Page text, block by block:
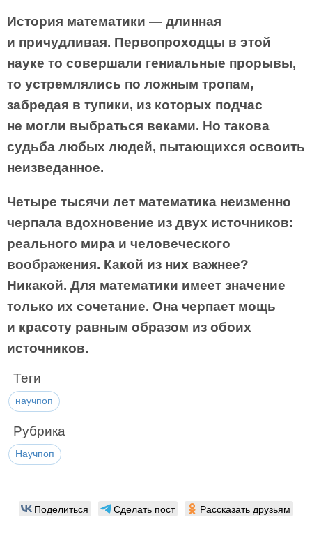
История математики — длинная
и причудливая. Первопроходцы в этой
науке то совершали гениальные прорывы,
то устремлялись по ложным тропам,
забредая в тупики, из которых подчас
не могли выбраться веками. Но такова
судьба любых людей, пытающихся освоить
неизведанное.
Четыре тысячи лет математика неизменно
черпала вдохновение из двух источников:
реального мира и человеческого
воображения. Какой из них важнее?
Никакой. Для математики имеет значение
только их сочетание. Она черпает мощь
и красоту равным образом из обоих
источников.
Теги
научпоп
Рубрика
Научпоп
Поделиться Сделать пост Рассказать друзьям